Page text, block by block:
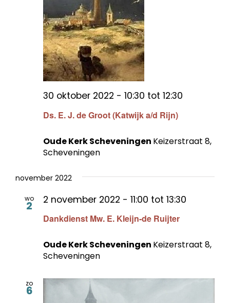
Ds. E. J. de Groot (Katwijk a/d Rijn)
30 oktober 2022 - 10:30 tot 12:30
Oude Kerk Scheveningen Keizerstraat 8,
Scheveningen
november 2022
wo
2
Dankdienst Mw. E. Kleijn-de Ruijter
2 november 2022 - 11:00 tot 13:30
Oude Kerk Scheveningen Keizerstraat 8,
Scheveningen
zo
6